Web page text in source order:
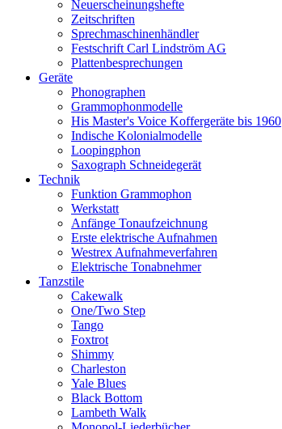
Neuerscheinungshefte
Zeitschriften
Sprechmaschinenhändler
Festschrift Carl Lindström AG
Plattenbesprechungen
Geräte
Phonographen
Grammophonmodelle
His Master's Voice Koffergeräte bis 1960
Indische Kolonialmodelle
Loopingphon
Saxograph Schneidegerät
Technik
Funktion Grammophon
Werkstatt
Anfänge Tonaufzeichnung
Erste elektrische Aufnahmen
Westrex Aufnahmeverfahren
Elektrische Tonabnehmer
Tanzstile
Cakewalk
One/Two Step
Tango
Foxtrot
Shimmy
Charleston
Yale Blues
Black Bottom
Lambeth Walk